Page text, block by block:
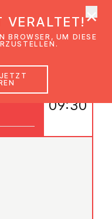
09:30
VERALTET!
BROWSER, UM DIESE
×